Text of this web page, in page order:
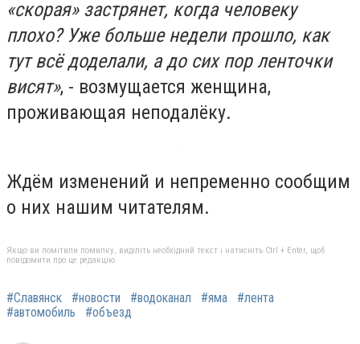
«скорая» застрянет, когда человеку
плохо? Уже больше недели прошло, как
тут всё доделали, а до сих пор ленточки
висят», - возмущается женщина,
проживающая неподалёку.
Ждём изменений и непременно сообщим
о них нашим читателям.
Якщо ви помітили помилку, виділіть необхідний текст і натисніть Ctrl + Enter, щоб
повідомити про це редакцію
#Славянск #новости #водоканал #яма
#лента
#автомобиль
#объезд